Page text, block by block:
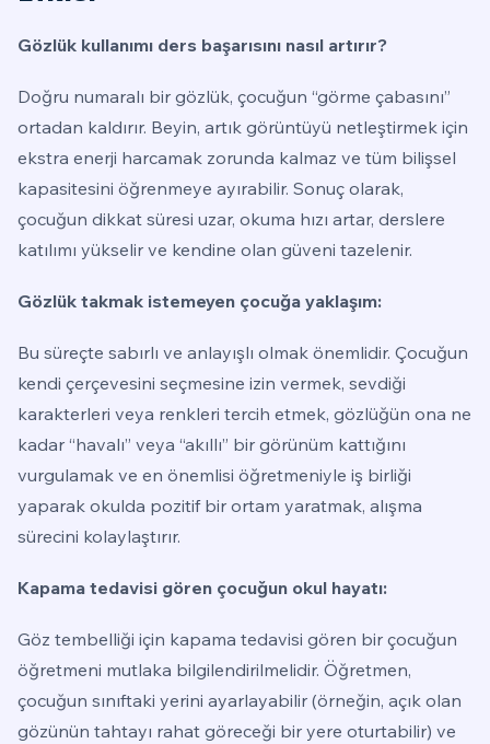
Gözlük kullanımı ders başarısını nasıl artırır?
Doğru numaralı bir gözlük, çocuğun “görme çabasını”
ortadan kaldırır. Beyin, artık görüntüyü netleştirmek için
ekstra enerji harcamak zorunda kalmaz ve tüm bilişsel
kapasitesini öğrenmeye ayırabilir. Sonuç olarak,
çocuğun dikkat süresi uzar, okuma hızı artar, derslere
katılımı yükselir ve kendine olan güveni tazelenir.
Gözlük takmak istemeyen çocuğa yaklaşım:
Bu süreçte sabırlı ve anlayışlı olmak önemlidir. Çocuğun
kendi çerçevesini seçmesine izin vermek, sevdiği
karakterleri veya renkleri tercih etmek, gözlüğün ona ne
kadar “havalı” veya “akıllı” bir görünüm kattığını
vurgulamak ve en önemlisi öğretmeniyle iş birliği
yaparak okulda pozitif bir ortam yaratmak, alışma
sürecini kolaylaştırır.
Kapama tedavisi gören çocuğun okul hayatı:
Göz tembelliği için kapama tedavisi gören bir çocuğun
öğretmeni mutlaka bilgilendirilmelidir. Öğretmen,
çocuğun sınıftaki yerini ayarlayabilir (örneğin, açık olan
gözünün tahtayı rahat göreceği bir yere oturtabilir) ve